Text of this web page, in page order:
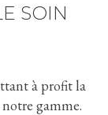
SOIN
à profit la
gamme.